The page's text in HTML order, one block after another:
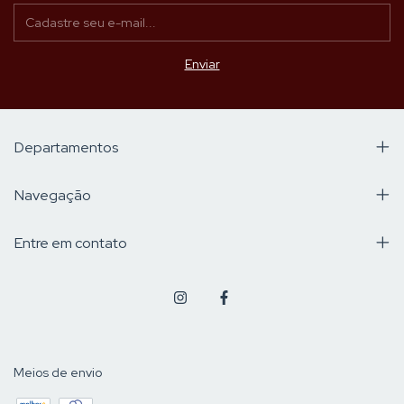
Departamentos
Navegação
Entre em contato
Meios de envio